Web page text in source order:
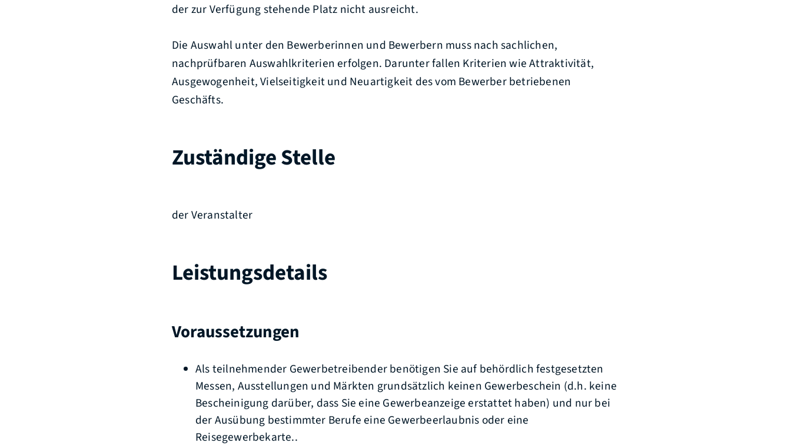
der zur Verfügung stehende Platz nicht ausreicht.
Die Auswahl unter den Bewerberinnen und Bewerbern muss nach sachlichen,
nachprüfbaren Auswahlkriterien erfolgen. Darunter fallen Kriterien wie Attraktivität,
Ausgewogenheit, Vielseitigkeit und Neuartigkeit des vom Bewerber betriebenen
Geschäfts.
Zuständige Stelle
der Veranstalter
Leistungsdetails
Voraussetzungen
Als teilnehmender Gewerbetreibender benötigen Sie auf behördlich festgesetzten
Messen, Ausstellungen und Märkten grundsätzlich keinen Gewerbeschein (d.h. keine
Bescheinigung darüber, dass Sie eine Gewerbeanzeige erstattet haben) und nur bei
der Ausübung bestimmter Berufe eine Gewerbeerlaubnis oder eine
Reisegewerbekarte..